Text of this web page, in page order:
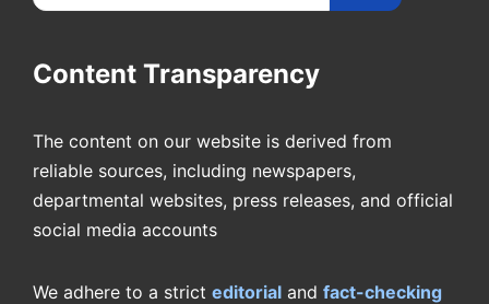
Content Transparency
The content on our website is derived from
reliable sources, including newspapers,
departmental websites, press releases, and official
social media accounts
We adhere to a strict editorial and fact-checking